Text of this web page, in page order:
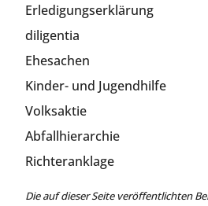
Erledigungserklärung
diligentia
Ehesachen
Kinder- und Jugendhilfe
Volksaktie
Abfallhierarchie
Richteranklage
Die auf dieser Seite veröffentlichten